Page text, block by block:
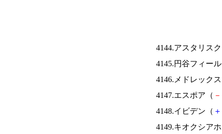
4144.アスタリス
4145.円谷フィー
4146.メドレック
4147.エスポア（ －
4148.イビデン（ ＋
4149.キオクシア